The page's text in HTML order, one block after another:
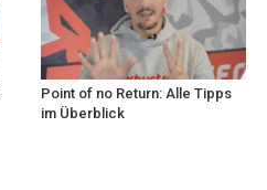
Point of no Return: Alle Tipps
im Überblick